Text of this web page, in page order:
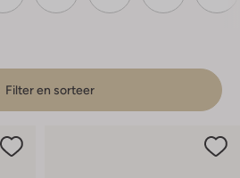
Filter en sorteer